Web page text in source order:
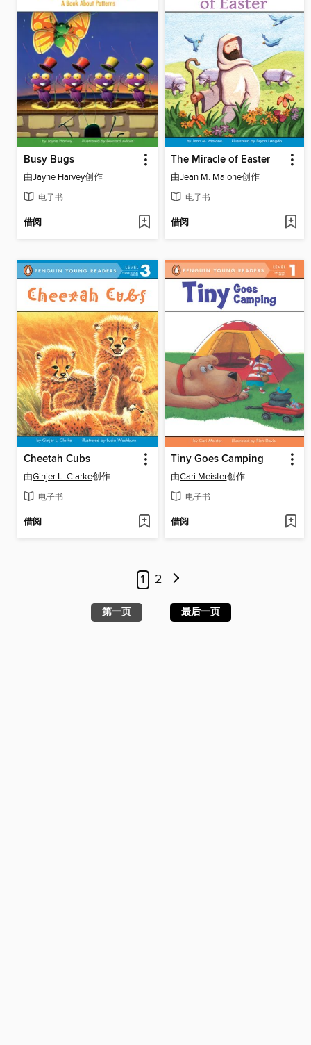
Busy Bugs
由Jayne Harvey创作
电子书
借阅
The Miracle of Easter
由Jean M. Malone创作
电子书
借阅
Cheetah Cubs
由Ginjer L. Clarke创作
电子书
借阅
Tiny Goes Camping
由Cari Meister创作
电子书
借阅
1 2
第一页 最后一页